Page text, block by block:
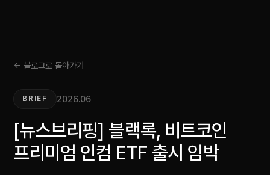
← 블로그로 돌아가기
BRIEF 2026.06
[뉴스브리핑] 블랙록, 비트코인
프리미엄 인컴 ETF 출시 임박